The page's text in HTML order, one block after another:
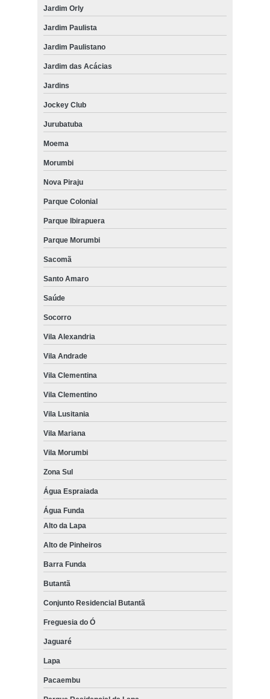
Jardim Orly
Jardim Paulista
Jardim Paulistano
Jardim das Acácias
Jardins
Jockey Club
Jurubatuba
Moema
Morumbi
Nova Piraju
Parque Colonial
Parque Ibirapuera
Parque Morumbi
Sacomã
Santo Amaro
Saúde
Socorro
Vila Alexandria
Vila Andrade
Vila Clementina
Vila Clementino
Vila Lusitania
Vila Mariana
Vila Morumbi
Zona Sul
Água Espraiada
Água Funda
Alto da Lapa
Alto de Pinheiros
Barra Funda
Butantã
Conjunto Residencial Butantã
Freguesia do Ó
Jaguaré
Lapa
Pacaembu